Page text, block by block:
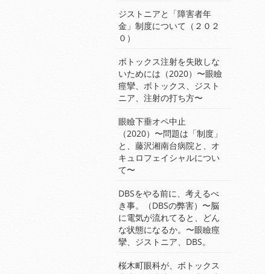
ジストニアと「障害者年
金」制度について（２０２
０）
ボトックス注射を失敗しな
いためには（2020）〜眼瞼
痙攣、ボトックス、ジスト
ニア、注射の打ち方〜
眼瞼下垂オペ中止
（2020）〜問題は「制度」
と、藤沢湘南台病院と、オ
キュロフェイシャルについ
て〜
DBSをやる前に、考えるべ
き事。（DBSの弊害）〜脳
に電気が流れてると、どん
な状態になるか。〜眼瞼痙
攣、ジストニア、DBS。
桜木町眼科が、ボトックス